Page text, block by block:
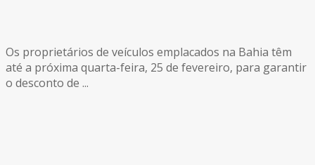
Os proprietários de veículos emplacados na Bahia têm
até a próxima quarta-feira, 25 de fevereiro, para garantir
o desconto de ...